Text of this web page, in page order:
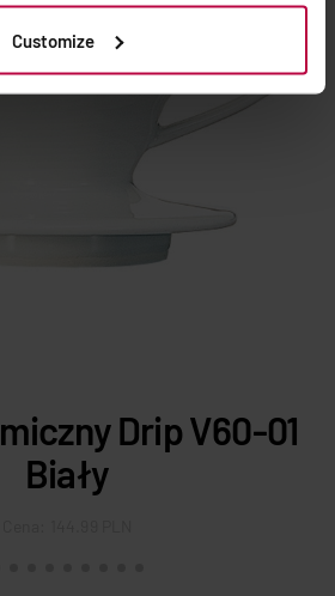
and authorized entities. More
and the personal data
Customize
Drip V60-01
Biały